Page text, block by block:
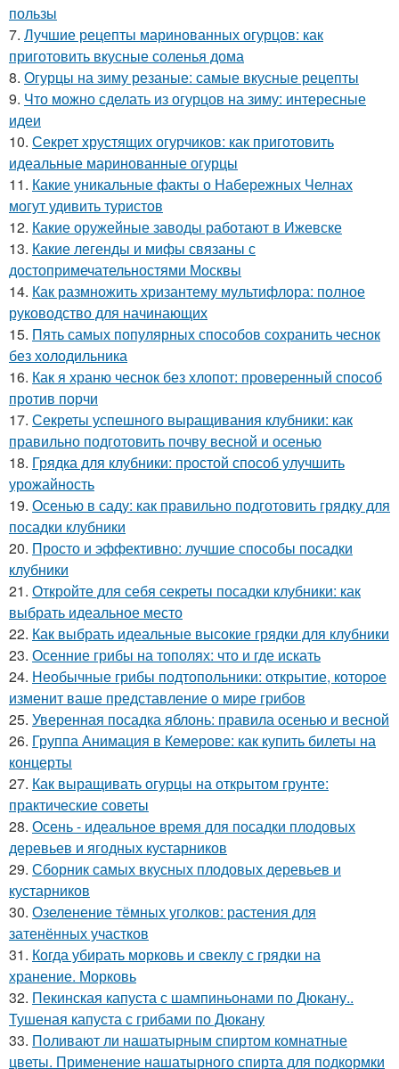
пользы
7. Лучшие рецепты маринованных огурцов: как
приготовить вкусные соленья дома
8. Огурцы на зиму резаные: самые вкусные рецепты
9. Что можно сделать из огурцов на зиму: интересные
идеи
10. Секрет хрустящих огурчиков: как приготовить
идеальные маринованные огурцы
11. Какие уникальные факты о Набережных Челнах
могут удивить туристов
12. Какие оружейные заводы работают в Ижевске
13. Какие легенды и мифы связаны с
достопримечательностями Москвы
14. Как размножить хризантему мультифлора: полное
руководство для начинающих
15. Пять самых популярных способов сохранить чеснок
без холодильника
16. Как я храню чеснок без хлопот: проверенный способ
против порчи
17. Секреты успешного выращивания клубники: как
правильно подготовить почву весной и осенью
18. Грядка для клубники: простой способ улучшить
урожайность
19. Осенью в саду: как правильно подготовить грядку для
посадки клубники
20. Просто и эффективно: лучшие способы посадки
клубники
21. Откройте для себя секреты посадки клубники: как
выбрать идеальное место
22. Как выбрать идеальные высокие грядки для клубники
23. Осенние грибы на тополях: что и где искать
24. Необычные грибы подтопольники: открытие, которое
изменит ваше представление о мире грибов
25. Уверенная посадка яблонь: правила осенью и весной
26. Группа Анимация в Кемерове: как купить билеты на
концерты
27. Как выращивать огурцы на открытом грунте:
практические советы
28. Осень - идеальное время для посадки плодовых
деревьев и ягодных кустарников
29. Сборник самых вкусных плодовых деревьев и
кустарников
30. Озеленение тёмных уголков: растения для
затенённых участков
31. Когда убирать морковь и свеклу с грядки на
хранение. Морковь
32. Пекинская капуста с шампиньонами по Дюкану..
Тушеная капуста с грибами по Дюкану
33. Поливают ли нашатырным спиртом комнатные
цветы. Применение нашатырного спирта для подкормки